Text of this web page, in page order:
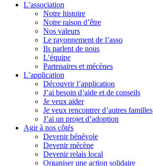
L’association
Notre histoire
Notre raison d’être
Nos valeurs
Le rayonnement de l’asso
Ils parlent de nous
L’équipe
Partenaires et mécènes
L’application
Découvrir l’application
J’ai besoin d’aide et de conseils
Je veux aider
Je veux rencontrer d’autres familles
J’ai un projet d’adoption
Agir à nos côtés
Devenir bénévole
Devenir mécène
Devenir relais local
Organiser une action solidaire